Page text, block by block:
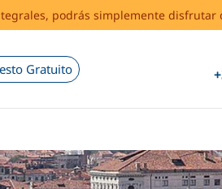
podrás simplemente
Gratuito